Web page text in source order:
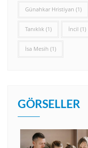
Günahkar Hristiyan (1)
Tanıklık (1) İncil (1)
İsa Mesih (1)
GÖRSELLER